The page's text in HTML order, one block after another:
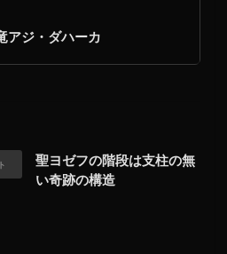
アジ・ダハーカ
聖ヨゼフの階段は支柱の無
い奇跡の構造